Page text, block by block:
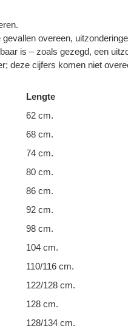
overeen,
is – zoals gezegd, een
deze cijfers komen niet
Lengte
62 cm.
68 cm.
74 cm.
80 cm.
86 cm.
92 cm.
98 cm.
104 cm.
110/116 cm.
122/128 cm.
128 cm.
128/134 cm.